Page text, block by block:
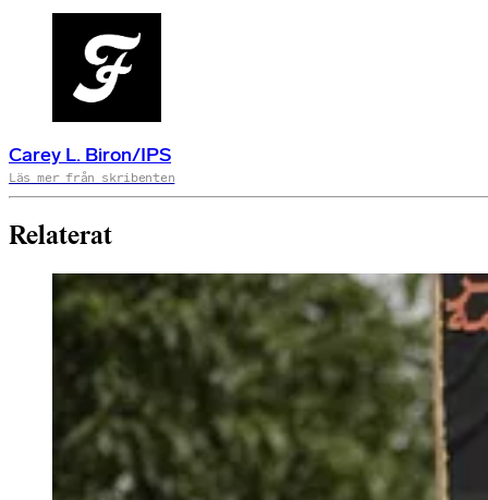
Carey L. Biron/IPS
Läs mer från skribenten
Relaterat